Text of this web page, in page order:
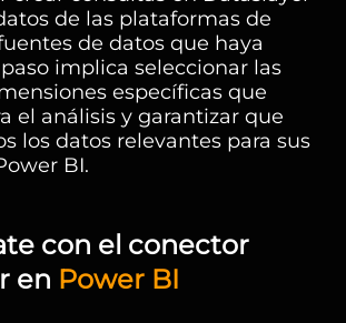
de las plataformas de
de datos que haya
implica seleccionar las
específicas que
el análisis y garantizar que
los datos relevantes para sus
BI.
con el conector
en Power BI